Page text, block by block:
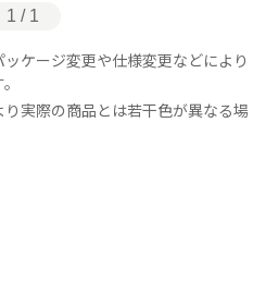
1 / 1
ケージ変更や仕様変更などにより
実際の商品とは若干色が異なる場